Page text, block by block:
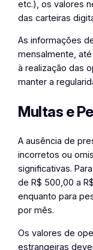
etc.), os valores
das carteiras
As informações
mensalmente,
à realização das
manter a
Multas e
A ausência de
incorretos ou
significativas.
de R$ 500,00 a
enquanto para
por mês.
Os valores de
estrangeiras